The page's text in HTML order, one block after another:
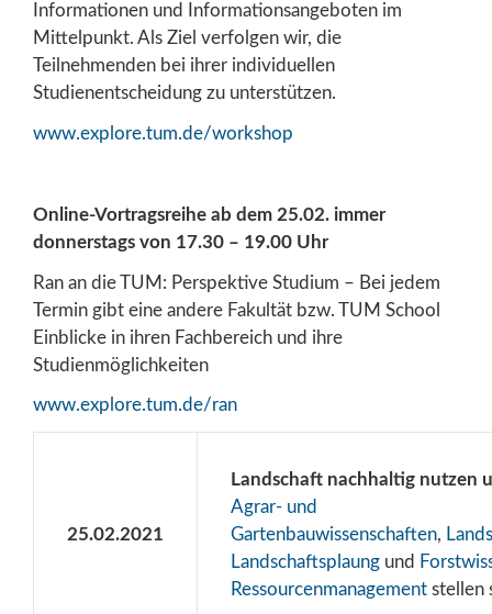
Informationen und Informationsangeboten im
Mittelpunkt. Als Ziel verfolgen wir, die
Teilnehmenden bei ihrer individuellen
Studienentscheidung zu unterstützen.
www.explore.tum.de/workshop
Online-Vortragsreihe ab dem 25.02. immer
donnerstags von 17.30 – 19.00 Uhr
Ran an die TUM: Perspektive Studium – Bei jedem
Termin gibt eine andere Fakultät bzw. TUM School
Einblicke in ihren Fachbereich und ihre
Studienmöglichkeiten
www.explore.tum.de/ran
25.02.2021
Landschaft nachhaltig nutzen
Agrar- und
Gartenbauwissenschaften,
Landschaftsplaung und
Ressourcenmanagement stellen